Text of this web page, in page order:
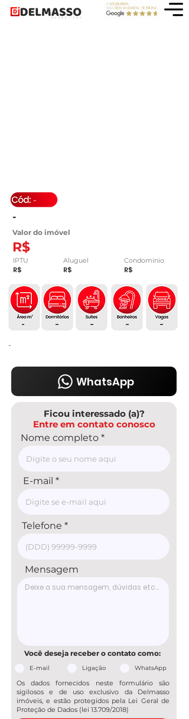
-
Valor do imóvel
R$
-
IPTU
R$
Aluguel Condomínio
R$ R$
-
-
- - -
-
WhatsApp
Ficou interessado (a)?
Entre em contato conosco
Nome completo
E-mail
Telefone
Mensagem
Você deseja receber o contato como:
E-mail Ligação WhatsApp
Os dados fornecidos neste formulário são
sigilosos e de uso exclusivo da Delmasso
imóveis, e estão protegidos pela Lei Geral de
Proteção de Dados (lei 13.709/2018)